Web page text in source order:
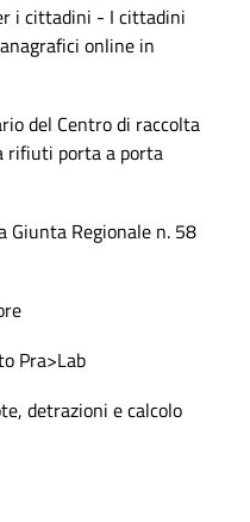
i cittadini - I cittadini
online in
del Centro di raccolta
rifiuti porta a porta
Giunta Regionale n. 58
Pra>Lab
detrazioni e calcolo